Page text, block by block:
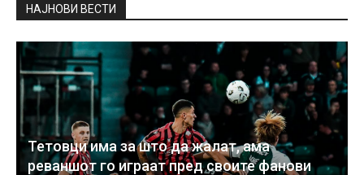
НAЈНОВИ ВЕСТИ
Тетовци има за што да жалат, ама
реваншот го играат пред своите фанови